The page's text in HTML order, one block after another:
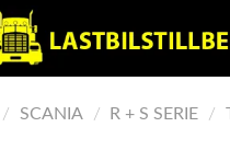
/ SCANIA / R + S SERIE /